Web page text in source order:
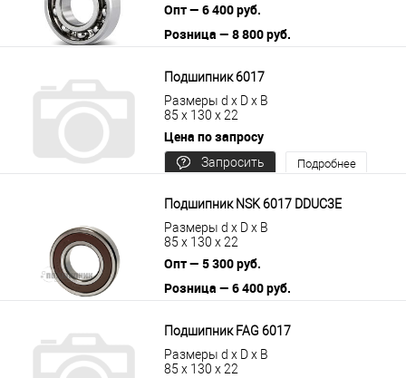
Опт — 6 400 руб.
Розница — 8 800 руб.
Подшипник 6017
Размеры d x D x B
85 x 130 x 22
Цена по запросу
Запросить
Подробнее
Подшипник NSK 6017 DDUC3E
Размеры d x D x B
85 x 130 x 22
Опт — 5 300 руб.
Розница — 6 400 руб.
Подшипник FAG 6017
Размеры d x D x B
85 x 130 x 22